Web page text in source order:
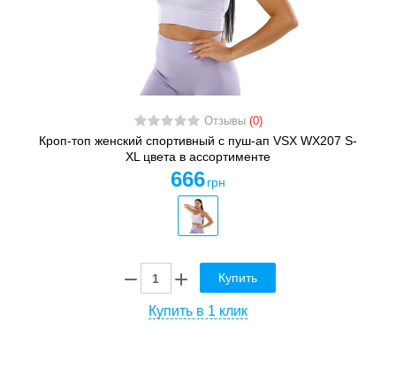
Отзывы (0)
Кроп-топ женский спортивный с пуш-ап VSX WX207 S-
XL цвета в ассортименте
666 грн
Купить
Купить в 1 клик